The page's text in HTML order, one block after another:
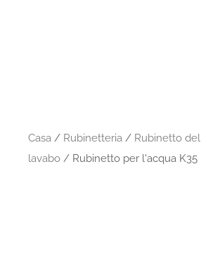
Casa / Rubinetteria / Rubinetto del
lavabo / Rubinetto per l'acqua K35